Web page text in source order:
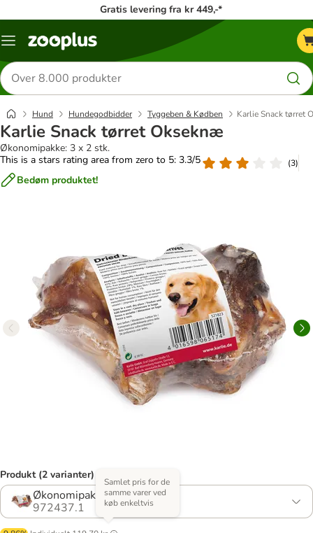
Gratis levering fra kr 449,-*
Menu
Søg
efter
produkter
Hund Hundegodbidder Tyggeben & Kødben Karlie Snack tørret
Karlie Snack tørret Okseknæ
Økonomipakke: 3 x 2 stk.
This is a stars rating area from zero to 5: 3.3/5
(3)
Bedøm produktet!
Produkt (2 varianter)
Økonomipakke: 3 x 2 stk.
972437.1
Samlet pris for de
samme varer ved
køb enkeltvis